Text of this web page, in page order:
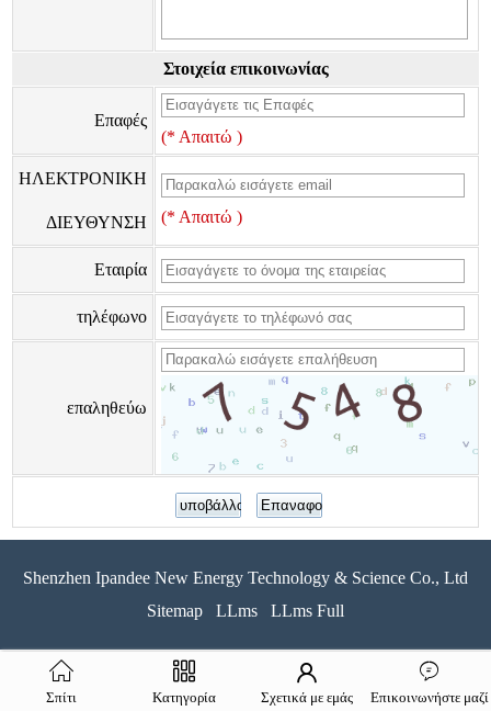
Στοιχεία επικοινωνίας
Επαφές
(* Απαιτώ )
ΗΛΕΚΤΡΟΝΙΚΗ
ΔΙΕΥΘΥΝΣΗ (* Απαιτώ )
Εταιρία
τηλέφωνο
επαληθεύω
Shenzhen Ipandee New Energy Technology & Science Co., Ltd
Sitemap
LLms LLms Full
Σπίτι Κατηγορία Σχετικά με εμάς
Επικοινωνήστε μαζί